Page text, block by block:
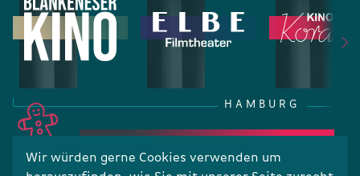
Wir würden gerne Cookies verwenden um
HAMBURG